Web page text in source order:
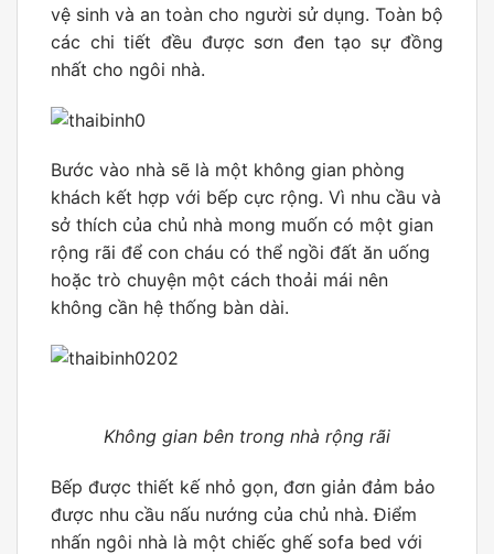
vệ sinh và an toàn cho người sử dụng. Toàn bộ
các chi tiết đều được sơn đen tạo sự đồng
nhất cho ngôi nhà.
Bước vào nhà sẽ là một không gian phòng
khách kết hợp với bếp cực rộng. Vì nhu cầu và
sở thích của chủ nhà mong muốn có một gian
rộng rãi để con cháu có thể ngồi đất ăn uống
hoặc trò chuyện một cách thoải mái nên
không cần hệ thống bàn dài.
Không gian bên trong nhà rộng rãi
Bếp được thiết kế nhỏ gọn, đơn giản đảm bảo
được nhu cầu nấu nướng của chủ nhà. Điểm
nhấn ngôi nhà là một chiếc ghế sofa bed với